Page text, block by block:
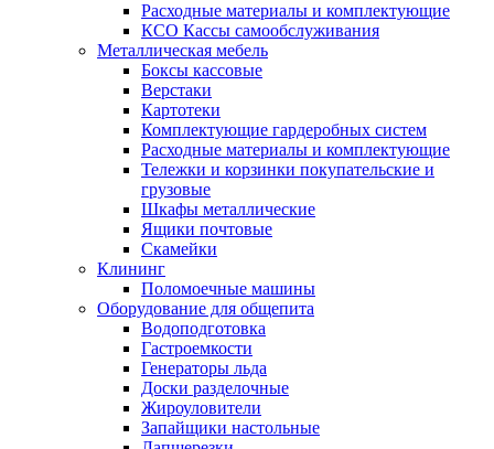
Расходные материалы и комплектующие
КСО Кассы самообслуживания
Металлическая мебель
Боксы кассовые
Верстаки
Картотеки
Комплектующие гардеробных систем
Расходные материалы и комплектующие
Тележки и корзинки покупательские и
грузовые
Шкафы металлические
Ящики почтовые
Скамейки
Клининг
Поломоечные машины
Оборудование для общепита
Водоподготовка
Гастроемкости
Генераторы льда
Доски разделочные
Жироуловители
Запайщики настольные